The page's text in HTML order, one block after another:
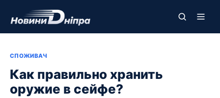
СПОЖИВАЧ
Как правильно хранить
оружие в сейфе?